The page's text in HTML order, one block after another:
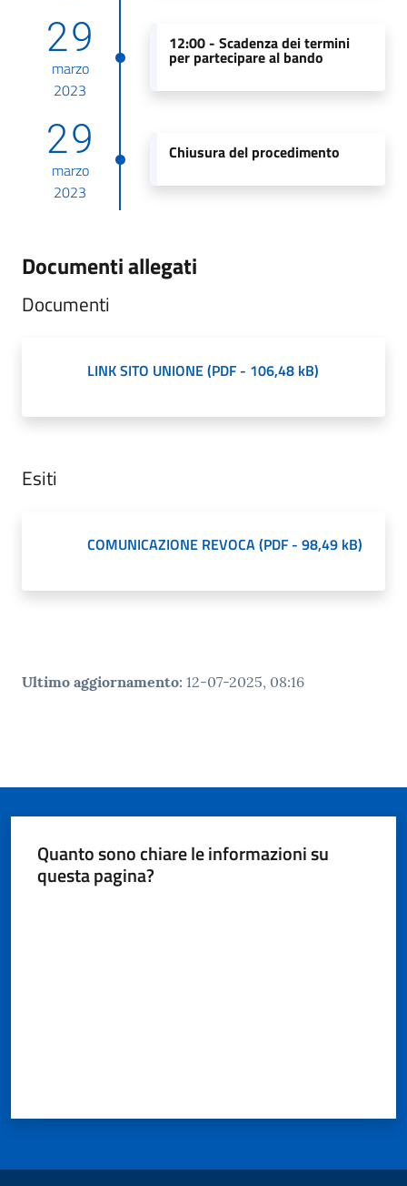
29
marzo
2023
12:00 - Scadenza dei termini
per partecipare al bando
29
marzo
2023
Chiusura del procedimento
Documenti allegati
Documenti
LINK SITO UNIONE(PDF - 106,48 kB)
Esiti
COMUNICAZIONE REVOCA(PDF - 98,49 kB)
Ultimo aggiornamento: 12-07-2025, 08:16
Quanto sono chiare le informazioni su
questa pagina?